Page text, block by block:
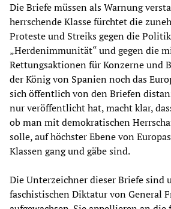
Die Briefe müssen als Warnung
herrschende Klasse fürchtet die
Proteste und Streiks gegen die
„Herdenimmunität“ und gegen die
Rettungsaktionen für Konzerne und
der König von Spanien noch das
sich öffentlich von den Briefen
nur veröffentlicht hat, macht klar,
ob man mit demokratischen
solle, auf höchster Ebene von
Klassen gang und gäbe sind.
Die Unterzeichner dieser Briefe sind
faschistischen Diktatur von General